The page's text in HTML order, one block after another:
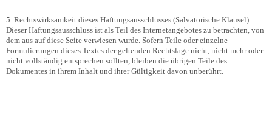
5. Rechtswirksamkeit dieses Haftungsausschlusses (Salvatorische Klausel)
Dieser Haftungsausschluss ist als Teil des Internetangebotes zu betrachten, von
dem aus auf diese Seite verwiesen wurde. Sofern Teile oder einzelne
Formulierungen dieses Textes der geltenden Rechtslage nicht, nicht mehr oder
nicht vollständig entsprechen sollten, bleiben die übrigen Teile des
Dokumentes in ihrem Inhalt und ihrer Gültigkeit davon unberührt.